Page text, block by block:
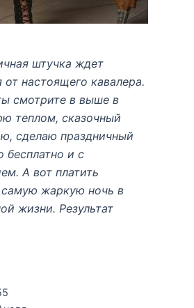
штучка ждет
от настоящего кавалера.
смотрите в выше в
теплом, сказочный
сделаю праздничный
бесплатно и с
А вот платить
самую жаркую ночь в
жизни. Результат